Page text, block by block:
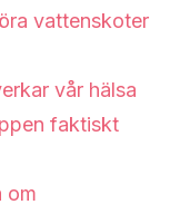
vattenskoter
vår hälsa
faktiskt
om